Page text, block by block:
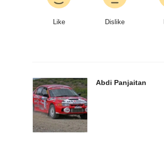
Like Dislike
Abdi Panjaitan